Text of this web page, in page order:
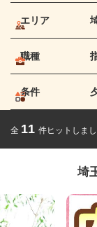
エリア
職種
条件
全 11 件ヒットしま
埼